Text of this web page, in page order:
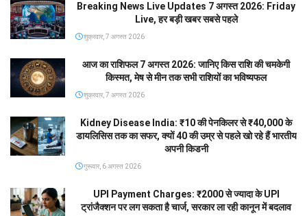
Breaking News Live Updates 7 अगस्त 2026: Friday
Live, हर बड़ी खबर सबसे पहले
शुक्रवार, 7 अगस्त 2026
आज का राशिफल 7 अगस्त 2026: जानिए किस राशि की चमकेगी
किस्मत, मेष से मीन तक सभी राशियों का भविष्यफल
शुक्रवार, 7 अगस्त 2026
Kidney Disease India: ₹10 की पेनकिलर से ₹40,000 के
डायलिसिस तक का सफर, क्यों 40 की उम्र से पहले खो रहे हैं भारतीय
अपनी किडनी
गुरूवार, 6 अगस्त 2026
UPI Payment Charges: ₹2000 से ज्यादा के UPI
ट्रांजैक्शन पर लग सकता है चार्ज, सरकार ला रही कानून में बदलाव